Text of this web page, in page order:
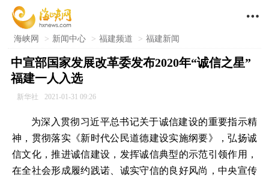

海峡网 > 新闻中心 > 福建频道 > 福建新闻
中宣部国家发展改革委发布2020年“诚信之星”
福建一人入选
新华社 2021-01-31 09:26
为深入贯彻习近平总书记关于诚信建设的重要指示精
神，贯彻落实《新时代公民道德建设实施纲要》，弘扬诚
信文化，推进诚信建设，发挥诚信典型的示范引领作用，
在全社会形成履约践诺、诚实守信的良好风尚，中央宣传